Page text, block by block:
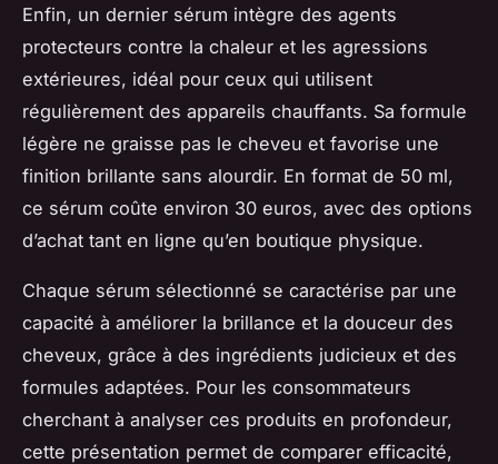
Enfin, un dernier sérum intègre des agents
protecteurs contre la chaleur et les agressions
extérieures, idéal pour ceux qui utilisent
régulièrement des appareils chauffants. Sa formule
légère ne graisse pas le cheveu et favorise une
finition brillante sans alourdir. En format de 50 ml,
ce sérum coûte environ 30 euros, avec des options
d’achat tant en ligne qu’en boutique physique.
Chaque sérum sélectionné se caractérise par une
capacité à améliorer la brillance et la douceur des
cheveux, grâce à des ingrédients judicieux et des
formules adaptées. Pour les consommateurs
cherchant à analyser ces produits en profondeur,
cette présentation permet de comparer efficacité,